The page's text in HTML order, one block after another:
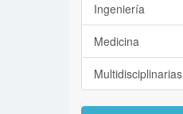
Ingeniería
Medicina
Multidisciplinarias